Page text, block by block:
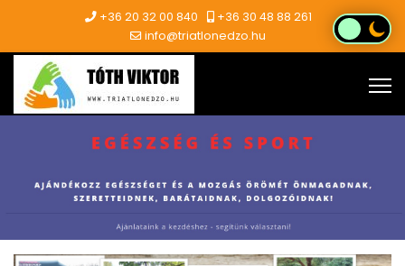
+36 20 32 00 840
+36 30 48 88 261
info@triatlonedzo.hu